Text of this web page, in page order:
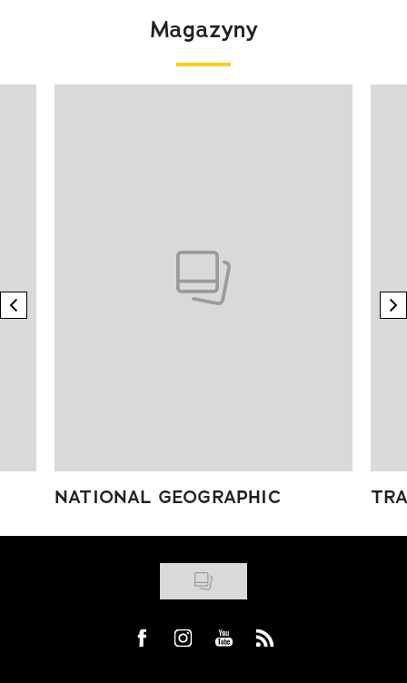
Magazyny
previous element
NATIONAL GEOGRAPHIC
Visit us on Facebook
Visit us on Instagram
Visit us on Youtube
Visit us on Rss